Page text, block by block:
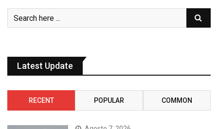
Latest Update
RECENT POPULAR COMMON